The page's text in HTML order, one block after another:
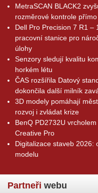
MetraSCAN BLACK2
rozměrové kontrole
Dell Pro Precision 7 R1 –
pracovní stanice pro
úlohy
Senzory sledují kvalitu
horkém létu
ČAS rozšířila Datový
dokončila další milník
3D modely pomáhají
rozvoj i zvládat krize
BenQ PD2732U
Creative Pro
Digitalizace staveb 2026:
modelu
Partneři webu